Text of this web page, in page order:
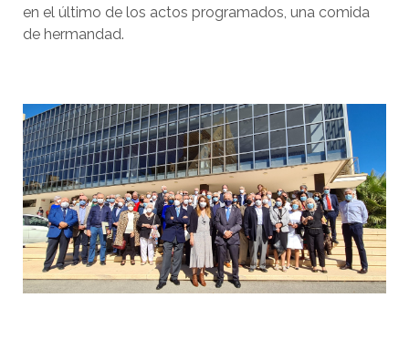
en el último de los actos programados, una comida
de hermandad.